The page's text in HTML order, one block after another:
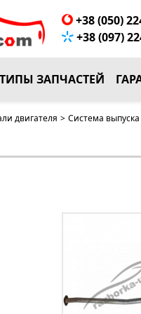
+38 (050)
+38 (097)
ТИПЫ ЗАПЧАСТЕЙ
двигателя > Система выпуска